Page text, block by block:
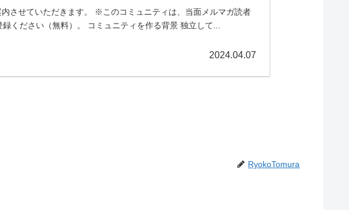
せていただきます。 ※このコミュニティは、当面メルマガ読者
ください（無料）。 コミュニティを作る背景 独立して...
2024.04.07
RyokoTomura